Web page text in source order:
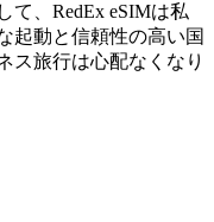
て、RedEx eSIMは私
起動と信頼性の高い国
ス旅行は心配なくなり